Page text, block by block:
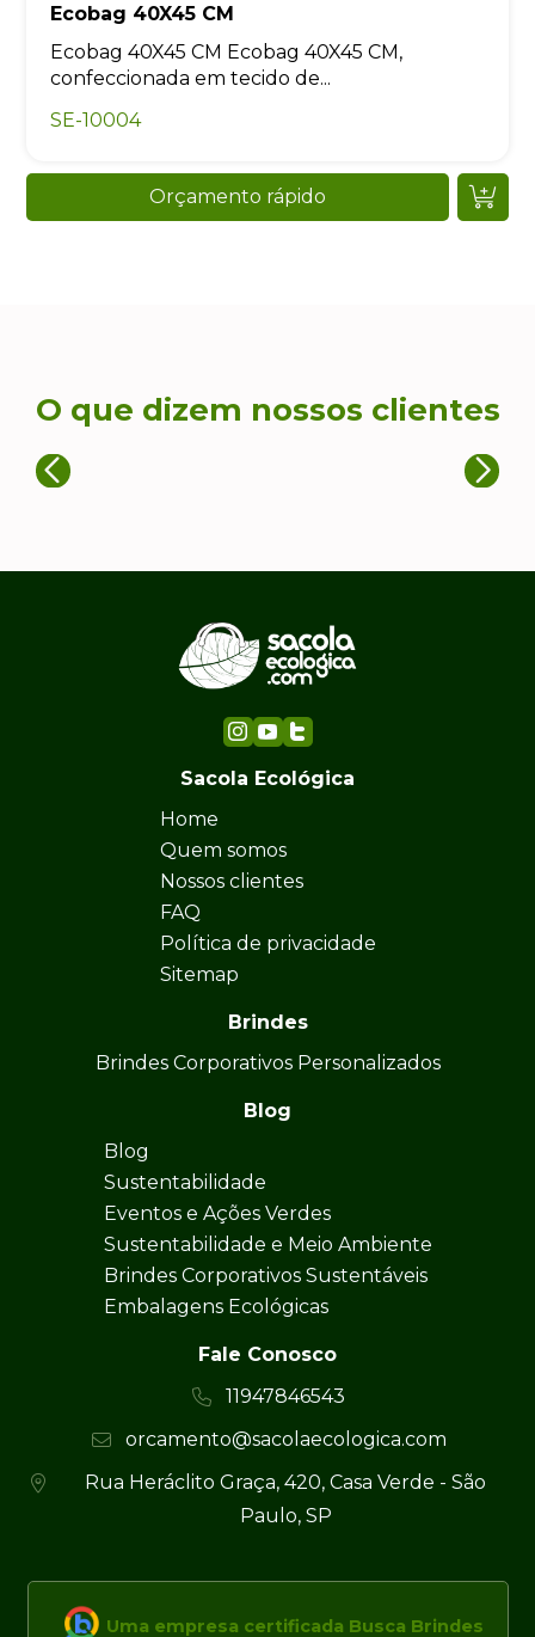
Ecobag 40X45 CM
Ecobag 40X45 CM Ecobag 40X45 CM,
confeccionada em tecido de...
SE-10004
Orçamento rápido
O que dizem nossos clientes
Sacola Ecológica
Home
Quem somos
Nossos clientes
FAQ
Política de privacidade
Sitemap
Brindes
Brindes Corporativos Personalizados
Blog
Blog
Sustentabilidade
Eventos e Ações Verdes
Sustentabilidade e Meio Ambiente
Brindes Corporativos Sustentáveis
Embalagens Ecológicas
Fale Conosco
11947846543
orcamento@sacolaecologica.com
Rua Heráclito Graça, 420, Casa Verde - São
Paulo, SP
Uma empresa certificada Busca Brindes